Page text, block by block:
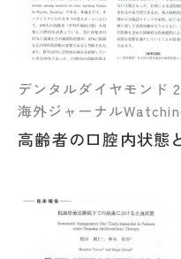
デンタルダイヤモンド
海外ジャーナル
高齢者の口腔内状態